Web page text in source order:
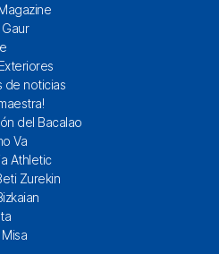
de noticias
del Bacalao
Va
Athletic
Zurekin